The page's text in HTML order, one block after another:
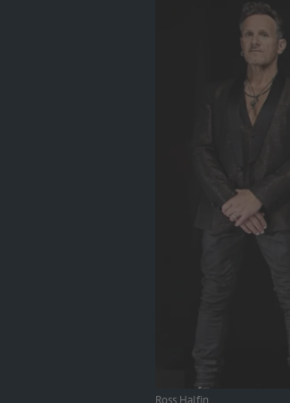
Ross Halfin